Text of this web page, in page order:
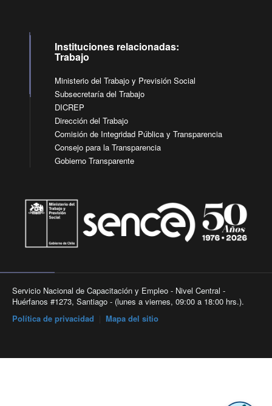
Instituciones relacionadas:
Trabajo
Ministerio del Trabajo y Previsión Social
Subsecretaría del Trabajo
DICREP
Dirección del Trabajo
Comisión de Integridad Pública y Transparencia
Consejo para la Transparencia
Gobierno Transparente
Servicio Nacional de Capacitación y Empleo - Nivel Central -
Huérfanos #1273, Santiago - (lunes a viernes, 09:00 a 18:00 hrs.).
Política de privacidad
Mapa del sitio